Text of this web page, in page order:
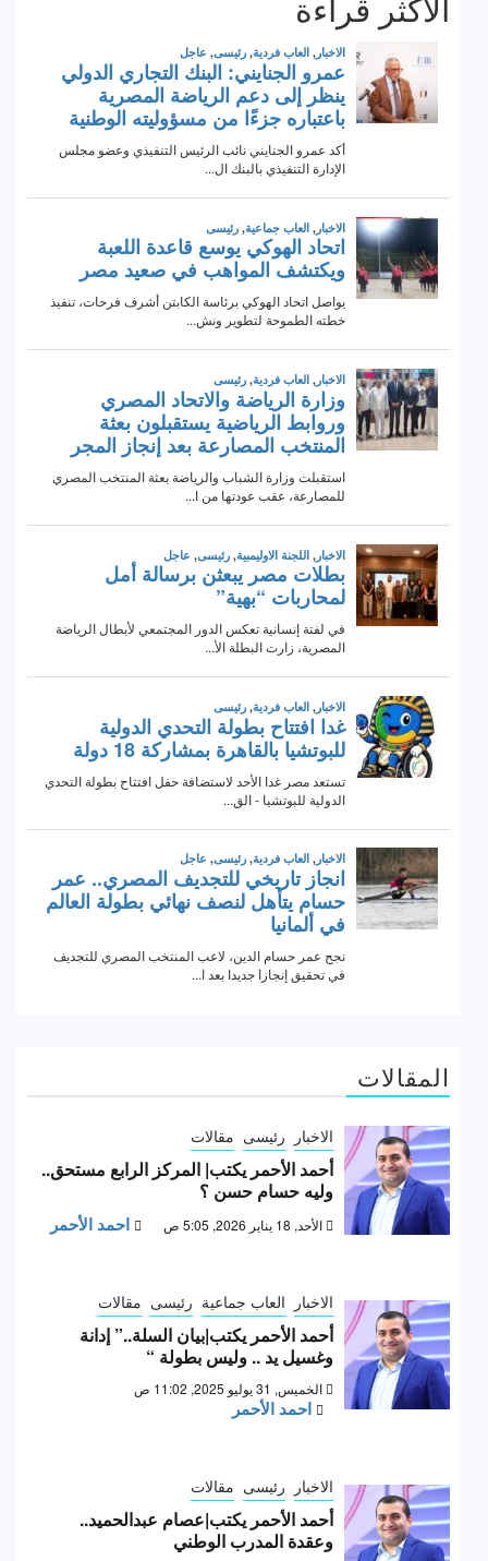
المقالات
الاخبار رئيسى مقالات
أحمد الأحمر يكتب| المركز الرابع مستحق..
وليه حسام حسن ؟
الأحد, 18 يناير 2026, 5:05 ص احمد الأحمر
الاخبار العاب جماعية رئيسى مقالات
أحمد الأحمر يكتب|بيان السلة..” إدانة
وغسيل يد .. وليس بطولة “
الخميس, 31 يوليو 2025, 11:02 ص
احمد الأحمر
الاخبار رئيسى مقالات
أحمد الأحمر يكتب|عصام عبدالحميد..
وعقدة المدرب الوطني